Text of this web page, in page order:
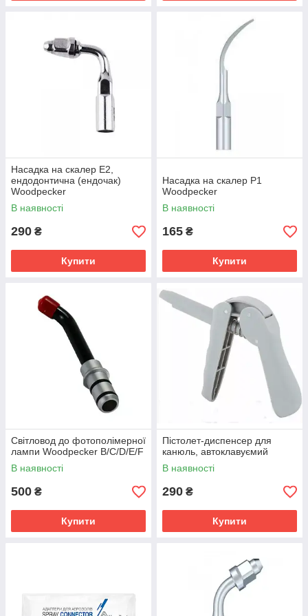
Насадка на скалер E2,
ендодонтична (ендочак)
Woodpecker
В наявності
290 ₴
Купити
Насадка на скалер Р1
Woodpecker
В наявності
165 ₴
Купити
Світловод до фотополімерної
лампи Woodpecker B/C/D/E/F
В наявності
500 ₴
Купити
Пістолет-диспенсер для
канюль, автоклавуємий
В наявності
290 ₴
Купити